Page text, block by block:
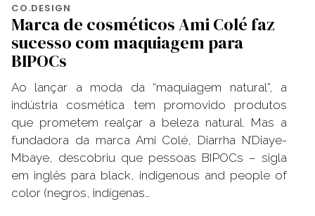
CO.DESIGN
Marca de cosméticos Ami Colé faz
sucesso com maquiagem para
BIPOCs
Ao lançar a moda da “maquiagem natural”, a
indústria cosmética tem promovido produtos
que prometem realçar a beleza natural. Mas a
fundadora da marca Ami Colé, Diarrha N’Diaye-
Mbaye, descobriu que pessoas BIPOCs – sigla
em inglês para black, indigenous and people of
color (negros, indígenas…